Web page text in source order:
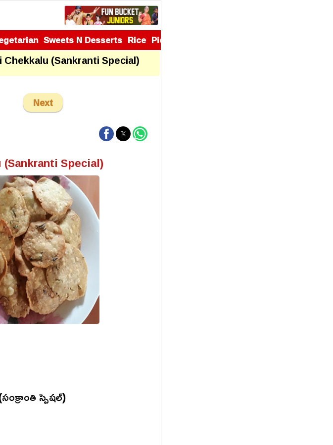
Sweets N Desserts Rice Pickles
Chekkalu (Sankranti Special)
Next
Special)
స్పెషల్)